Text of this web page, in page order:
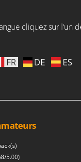
cliquez sur l’un
FR DE ES
5.00)